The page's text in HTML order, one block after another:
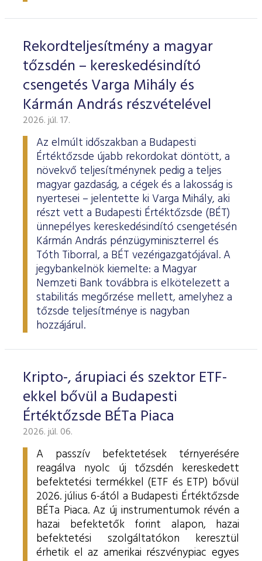
Rekordteljesítmény a magyar
tőzsdén – kereskedésindító
csengetés Varga Mihály és
Kármán András részvételével
2026. júl. 17.
Az elmúlt időszakban a Budapesti
Értéktőzsde újabb rekordokat döntött, a
növekvő teljesítménynek pedig a teljes
magyar gazdaság, a cégek és a lakosság is
nyertesei – jelentette ki Varga Mihály, aki
részt vett a Budapesti Értéktőzsde (BÉT)
ünnepélyes kereskedésindító csengetésén
Kármán András pénzügyminiszterrel és
Tóth Tiborral, a BÉT vezérigazgatójával. A
jegybankelnök kiemelte: a Magyar
Nemzeti Bank továbbra is elkötelezett a
stabilitás megőrzése mellett, amelyhez a
tőzsde teljesítménye is nagyban
hozzájárul.
Kripto-, árupiaci és szektor ETF-
ekkel bővül a Budapesti
Értéktőzsde BÉTa Piaca
2026. júl. 06.
A passzív befektetések térnyerésére
reagálva nyolc új tőzsdén kereskedett
befektetési termékkel (ETF és ETP) bővül
2026. július 6-ától a Budapesti Értéktőzsde
BÉTa Piaca. Az új instrumentumok révén a
hazai befektetők forint alapon, hazai
befektetési szolgáltatókon keresztül
érhetik el az amerikai részvénypiac egyes